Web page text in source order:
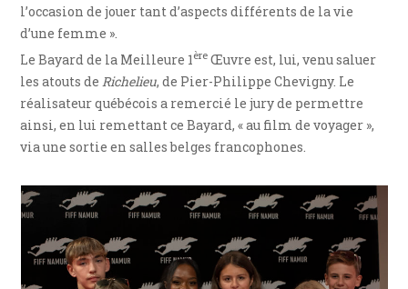
l’occasion de jouer tant d’aspects différents de la vie
d’une femme ».
Le Bayard de la Meilleure 1ère Œuvre est, lui, venu saluer
les atouts deRichelieu, de Pier-Philippe Chevigny. Le
réalisateur québécois a remercié le jury de permettre
ainsi, en lui remettant ce Bayard, « au film de voyager »,
via une sortie en salles belges francophones.